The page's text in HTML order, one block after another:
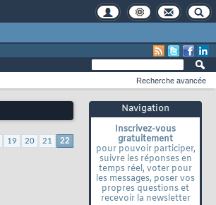
Navigation
Inscrivez-vous
gratuitement
pour pouvoir participer,
suivre les réponses en
temps réel, voter pour
les messages, poser vos
propres questions et
recevoir la newsletter
Recherche avancée
19 20 21 22